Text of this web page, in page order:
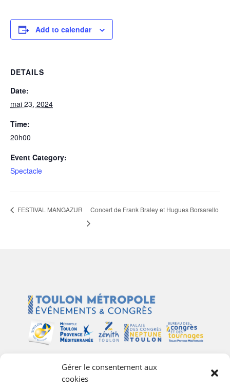
Gérer le consentement aux
cookies
Add to calendar
DETAILS
Date:
mai 23, 2024
Time:
20h00
Event Category:
Spectacle
FESTIVAL MANGAZUR Concert de Frank Braley et Hugues Borsarello
Plan du site